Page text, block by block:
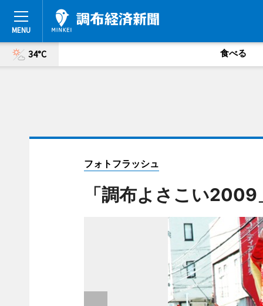
34°C 食べる
フォトフラッシュ
「調布よさこい